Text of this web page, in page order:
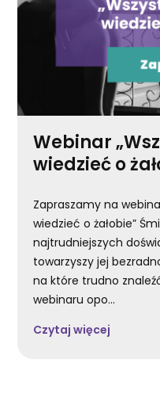
Webinar
wiedzieć o
Zapraszamy na
wiedzieć o żałobie”
najtrudniejszych
towarzyszy jej
na które trudno
webinaru opo...
Czytaj więcej